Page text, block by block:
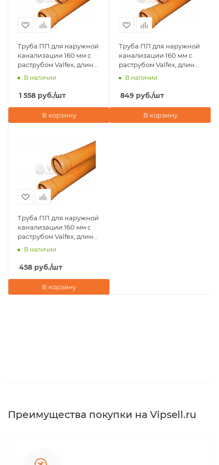
Труба ПП для наружной
канализации 160 мм с
раструбом Valfex, длина
2000 мм
В наличии
1 558 руб./шт
В корзину
Труба ПП для наружной
канализации 160 мм с
раструбом Valfex, длина
1000 мм
В наличии
849 руб./шт
В корзину
Труба ПП для наружной
канализации 160 мм с
раструбом Valfex, длина
500 мм
В наличии
458 руб./шт
В корзину
Преимущества покупки на Vipsell.ru